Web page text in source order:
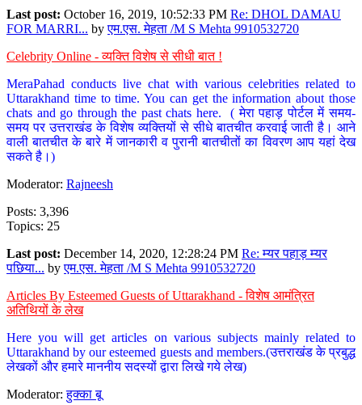
Last post: October 16, 2019, 10:52:33 PM Re: DHOL DAMAU
FOR MARRI... byएम.एस. मेहता /M S Mehta 9910532720
Celebrity Online - व्यक्ति विशेष से सीधी बात !
MeraPahad conducts live chat with various celebrities related to
Uttarakhand time to time. You can get the information about those
chats and go through the past chats here. ( मेरा पहाड़ पोर्टल में समय-
समय पर उत्तराखंड के विशेष व्यक्तियों से सीधे बातचीत करवाई जाती है। आने
वाली बातचीत के बारे में जानकारी व पुरानी बातचीतों का विवरण आप यहां देख
सकते है।)
Moderator: Rajneesh
Posts: 3,396
Topics: 25
Last post: December 14, 2020, 12:28:24 PM Re: म्यर पहाड़ म्यर
पछिया... byएम.एस. मेहता /M S Mehta 9910532720
Articles By Esteemed Guests of Uttarakhand - विशेष आमंत्रित
अतिथियों के लेख
Here you will get articles on various subjects mainly related to
Uttarakhand by our esteemed guests and members.(उत्तराखंड के प्रबुद्ध
लेखकों और हमारे माननीय सदस्यों द्वारा लिखे गये लेख)
Moderator:हुक्का बू